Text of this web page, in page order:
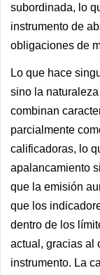
subordinada, lo
instrumento de
obligaciones de
Lo que hace
sino la
combinan
parcialmente
calificadoras, lo
apalancamiento
que la emisión
que los
dentro de los
actual, gracias al
instrumento. La